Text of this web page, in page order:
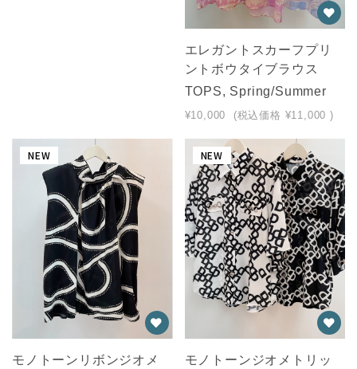
エレガントスカーフプリ
ントボウタイブラウス
TOPS, Spring/Summer
¥10,000 (税込価格 ¥11,000 )
NEW
モノトーンリボンジオメ
NEW
モノトーンジオメトリッ